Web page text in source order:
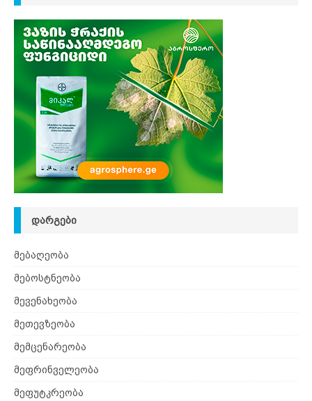
ᲓᲐᲠᲒᲔᲑᲘ
მებაღეობა
მებოსტნეობა
მევენახეობა
მეთევზეობა
მემცენარეობა
მეფრინველეობა
მეფუტკრეობა